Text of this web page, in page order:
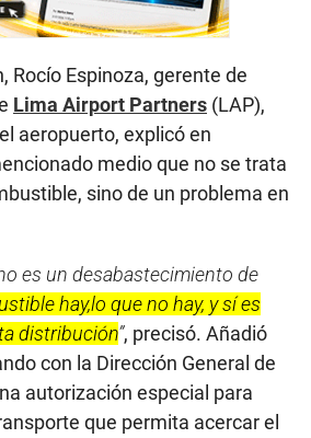
Rocío Espinoza, gerente de
Lima Airport Partners (LAP),
aeropuerto, explicó en
medio que no se trata
sino de un problema en
es un desabastecimiento de
hay,lo que no hay, y sí es
distribución”, precisó. Añadió
con la Dirección General de
autorización especial para
que permita acercar el